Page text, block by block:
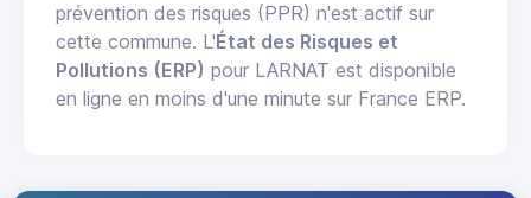
prévention des risques (PPR) n'est actif sur
cette commune. L'État des Risques et
Pollutions (ERP) pour LARNAT est disponible
en ligne en moins d'une minute sur France ERP.